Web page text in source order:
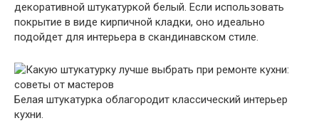
декоративной штукатуркой белый. Если использовать
покрытие в виде кирпичной кладки, оно идеально
подойдет для интерьера в скандинавском стиле.
Белая штукатурка облагородит классический интерьер
кухни.